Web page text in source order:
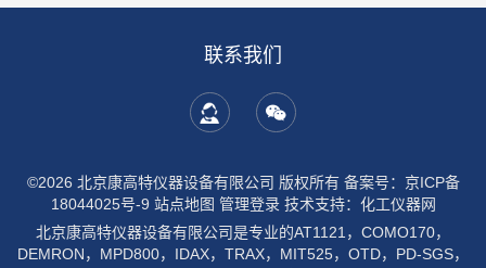
联系我们
©2026 北京康高特仪器设备有限公司 版权所有 备案号：京ICP备
18044025号-9 站点地图 管理登录技术支持： 化工仪器网
北京康高特仪器设备有限公司是专业的AT1121，COMO170，
DEMRON，MPD800，IDAX，TRAX，MIT525，OTD，PD-SGS，